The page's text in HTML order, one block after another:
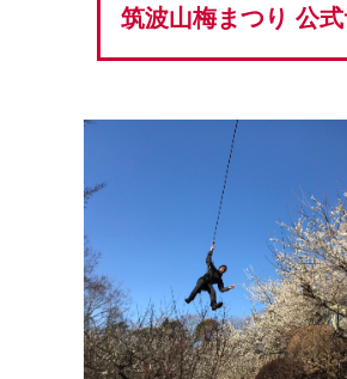
筑波山梅まつり 公式